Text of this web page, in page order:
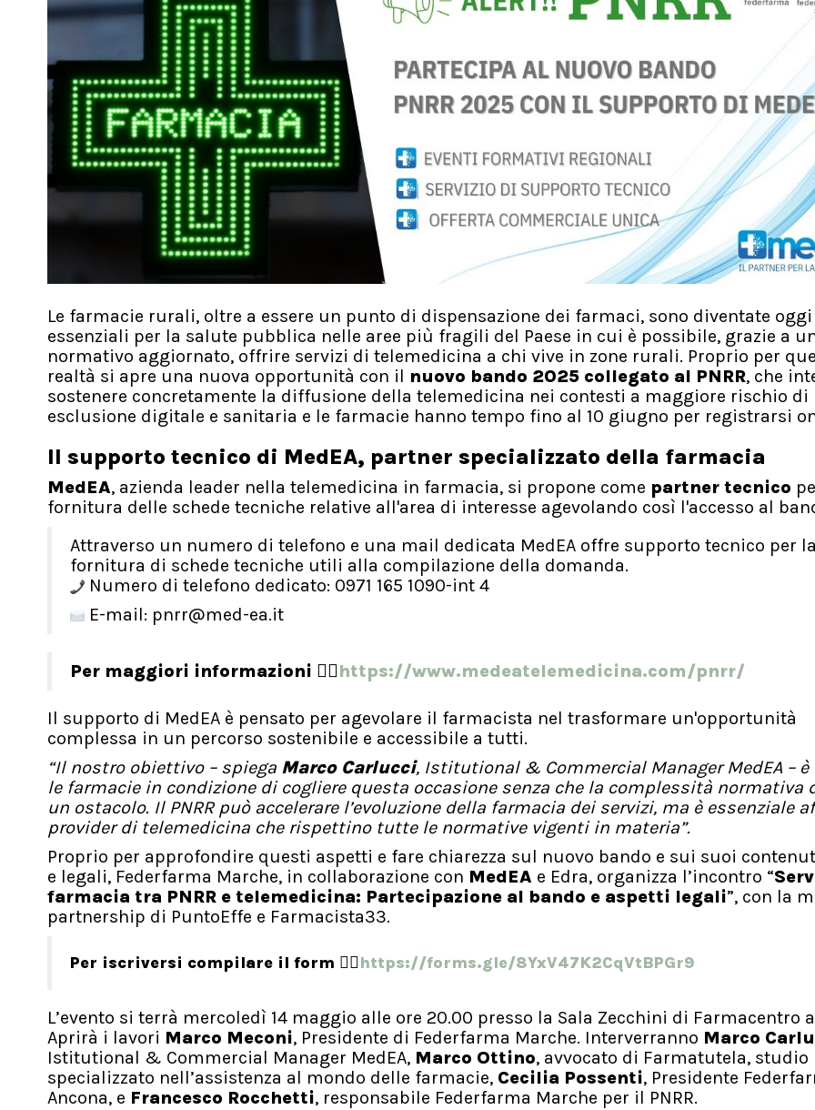
Le farmacie rurali, oltre a essere un punto di dispensazione dei farmaci, sono diventate
essenziali per la salute pubblica nelle aree più fragili del Paese in cui è possibile, grazie a
normativo aggiornato, offrire servizi di telemedicina a chi vive in zone rurali. Proprio per
realtà si apre una nuova opportunità con il nuovo bando 2025 collegato al PNRR, che
sostenere concretamente la diffusione della telemedicina nei contesti a maggiore rischio di
esclusione digitale e sanitaria e le farmacie hanno tempo fino al 10 giugno per registrarsi
Il supporto tecnico di MedEA, partner specializzato della farmacia
MedEA, azienda leader nella telemedicina in farmacia, si propone come partner tecnico
fornitura delle schede tecniche relative all'area di interesse agevolando così l'accesso al
Attraverso un numero di telefono e una mail dedicata MedEA offre supporto tecnico per
fornitura di schede tecniche utili alla compilazione della domanda.
Numero di telefono dedicato: 0971 165 1090-int 4
E-mail: pnrr@med-ea.it
Per maggiori informazioni 👉🏼https://www.medeatelemedicina.com/pnrr/
Il supporto di MedEA è pensato per agevolare il farmacista nel trasformare un'opportunità
complessa in un percorso sostenibile e accessibile a tutti.
“Il nostro obiettivo – spiega Marco Carlucci, Istitutional & Commercial Manager MedEA – è
le farmacie in condizione di cogliere questa occasione senza che la complessità normativa
un ostacolo. Il PNRR può accelerare l’evoluzione della farmacia dei servizi, ma è essenziale
provider di telemedicina che rispettino tutte le normative vigenti in materia”.
Proprio per approfondire questi aspetti e fare chiarezza sul nuovo bando e sui suoi
e legali, Federfarma Marche, in collaborazione con MedEA e Edra, organizza l’incontro “
farmacia tra PNRR e telemedicina: Partecipazione al bando e aspetti legali”, con la
partnership di PuntoEffe e Farmacista33.
Per iscriversi compilare il form 👉🏼https://forms.gle/8YxV47K2CqVtBPGr9
L’evento si terrà mercoledì 14 maggio alle ore 20.00 presso la Sala Zecchini di Farmacentro
Aprirà i lavori Marco Meconi, Presidente di Federfarma Marche. Interverranno Marco
Istitutional & Commercial Manager MedEA, Marco Ottino, avvocato di Farmatutela, studio
specializzato nell’assistenza al mondo delle farmacie, Cecilia Possenti, Presidente
Ancona, e Francesco Rocchetti, responsabile Federfarma Marche per il PNRR.